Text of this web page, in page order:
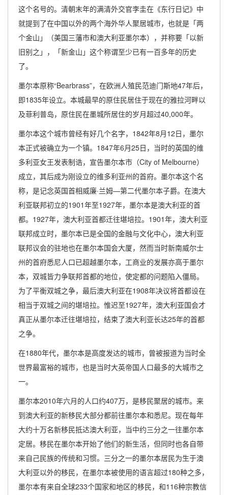
这个名号的。清朝末年的满清外交官李圭在《东行日记》中
就提到了在中国以外的两个海外华人聚居城市，也就是「两
个金山」（美国三藩市和澳大利亚墨尔本），并称要「以新
旧别之」，「新金山」这个称谓至少已有一百多年的历史
了。
墨尔本原称“Bearbrass”，在欧洲人殖民范迪门斯地47年后，
即1835年设立。本城最早的原住民居住于现在的雅拉河畔以
及菲利普岛，原住民在墨城所居住的岁月超过40,000年。
墨尔本这个城市曾经有好几个名字，1842年8月12日，墨尔
本正式被确立为一个镇。1847年6月25日，当时的英国的维
多利亚女王发表制诰，宣告墨尔本市（City of Melbourne）
成立，其后成为刚设立的维多利亚州的首府。墨尔本这个名
称，是记念英国首相威廉·兰姆—第二代墨尔本子爵。在澳大
利亚联邦初立的1901年至1927年，墨尔本是澳大利亚的首
都。1927年，澳大利亚首都迁往堪培拉。1901年，澳大利亚
联邦成立时，墨尔本已是全国的金融与文化中心，澳大利亚
联邦议会的驻地也在墨尔本国会大厦，然而当时新南威尔士
州的首府悉尼人口已超越墨尔本，工商业的发展亦高于墨尔
本，双城皆力争联邦首都的地位，使定都的问题陷入僵局。
为了平衡双城之争，最后澳大利亚在1908年决议将首都设在
相当于双城之间的堪培拉。惟迟至1927年，澳大利亚国会才
真正从墨尔本迁往堪培拉，结束了澳大利亚长达25年的首都
之争。
在1880年代，墨尔本是高度发达的城市，曾被报道为当时全
世界最富裕的城市，也是当时大英帝国人口最多的大城市之
一。
墨尔本2010年六月的人口约407万，是移民聚居的城市。来
到澳大利亚的新移民大部分都前往墨尔本和悉尼。现在每年
大约十万名新移民抵达澳大利亚，当中约三分之一往墨尔本
定居。移民在墨尔本开始了他们的新生活，但同时也各自带
来自己民族的传统和习惯。三分之一的墨尔本居民为生于澳
大利亚以外的移民，在墨尔本被使用的语言超过180种之多，
墨尔本有来自全球233个国家和地区的移民，和116种宗教信